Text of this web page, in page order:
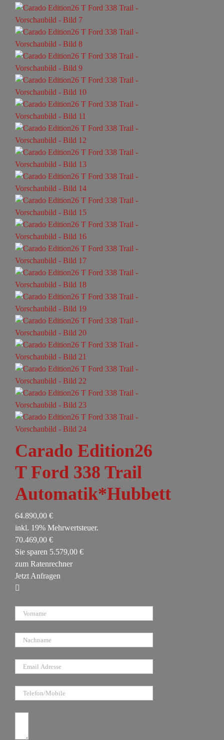
Carado Edition26
T Ford 338 Trail
Automatik*Hubbett
64.890,00 €
inkl. 19% Mehrwertsteuer.
70.469,00 €
Sie sparen 5.579,00 €
zum Ratenrechner
Jetzt Anfragen